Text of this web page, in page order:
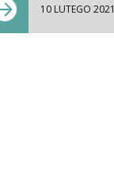
10 LUTEGO 2021